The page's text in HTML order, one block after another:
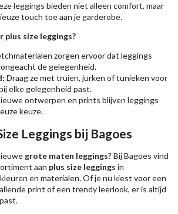
leggings bieden niet alleen comfort, maar
touch toe aan je garderobe.
plus size leggings?
zorgen ervoor dat leggings
de gelegenheid.
Draag ze met truien, jurken of tunieken voor
elke gelegenheid past.
ontwerpen en prints blijven leggings
keuze.
Leggings bij Bagoes
grote maten leggings? Bij Bagoes vind
aan plus size leggings in
en materialen. Of je nu kiest voor een
print of een trendy leerlook, er is altijd